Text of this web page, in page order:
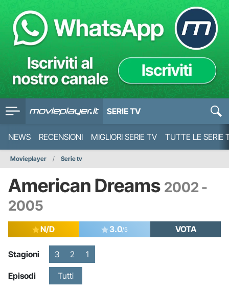
SERIE TV
NEWS RECENSIONI MIGLIORI SERIE TV TUTTE LE SERIE
Movieplayer Serie tv
American Dreams 2002 -
2005
N/D 3.0/5 VOTA
Stagioni 3 2 1
Episodi Tutti